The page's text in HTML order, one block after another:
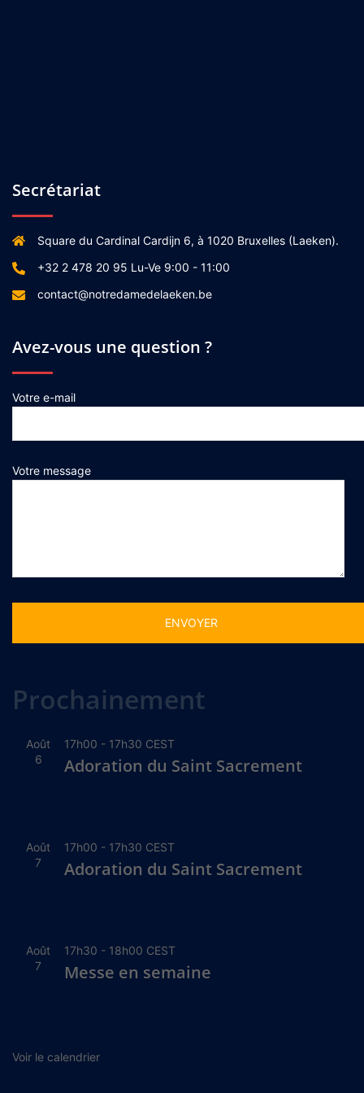
Secrétariat
Square du Cardinal Cardijn 6, à 1020 Bruxelles (Laeken).
+32 2 478 20 95 Lu-Ve 9:00 - 11:00
contact@notredamedelaeken.be
Avez-vous une question ?
Votre e-mail
Votre message
Prochainement
Août
6
17h00 - 17h30 CEST
Adoration du Saint Sacrement
Août
7
17h00 - 17h30 CEST
Adoration du Saint Sacrement
Août
7
17h30 - 18h00 CEST
Messe en semaine
Voir le calendrier